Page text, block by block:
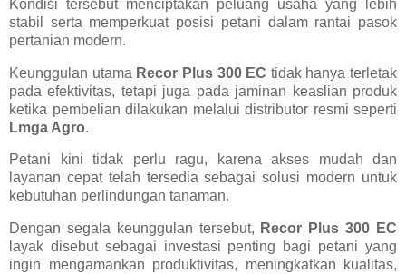
Kondisi tersebut menciptakan peluang usaha yang lebih
stabil serta memperkuat posisi petani dalam rantai pasok
pertanian modern.
Keunggulan utama Recor Plus 300 EC tidak hanya terletak
pada efektivitas, tetapi juga pada jaminan keaslian produk
ketika pembelian dilakukan melalui distributor resmi seperti
Lmga Agro.
Petani kini tidak perlu ragu, karena akses mudah dan
layanan cepat telah tersedia sebagai solusi modern untuk
kebutuhan perlindungan tanaman.
Dengan segala keunggulan tersebut, Recor Plus 300 EC
layak disebut sebagai investasi penting bagi petani yang
ingin mengamankan produktivitas, meningkatkan kualitas,